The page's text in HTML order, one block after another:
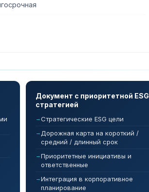
Документ с приоритетной ESG
стратегией
Стратегические ESG цели
Дорожная карта на короткий /
средний / длинный срок
Приоритетные инициативы и
ответственные
Интеграция в корпоративное
планирование